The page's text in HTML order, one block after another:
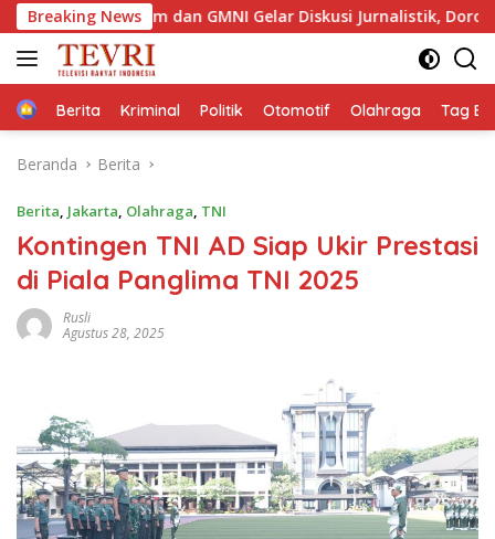
Langsung
ke
konten
Breaking News
dan GMNI Gelar Diskusi Jurnalistik, Dorong Gen Z Kritis
HomeBerita Kriminal Politik Otomotif Olahraga Tag
Beranda Berita
Berita, Jakarta, Olahraga, TNI
Kontingen TNI AD Siap Ukir Prestasi
di Piala Panglima TNI 2025
Rusli
Agustus 28, 2025